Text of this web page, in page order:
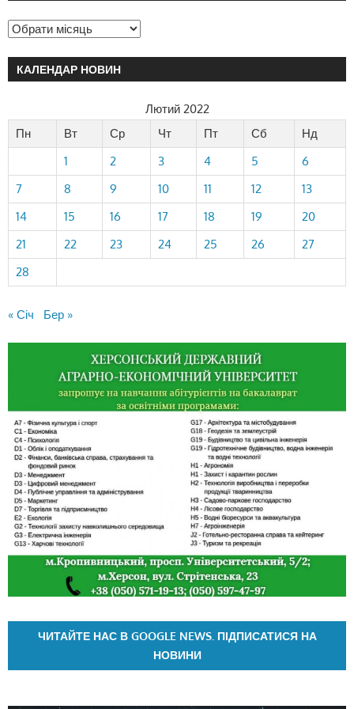
КАЛЕНДАР НОВИН
Лютий 2022
Пн
Вт Ср Чт Пт Сб
Нд
1
2 3 4 5
6
7
8 9 10 11 12
13
14
15 16 17 18 19
20
21
22 23 24 25 26
27
28
« Січ Бер »
ЧИТАЙТЕ НАС В GOOGLE NEWS. ПІДПИСАТИСЯ НА
НОВИНИ